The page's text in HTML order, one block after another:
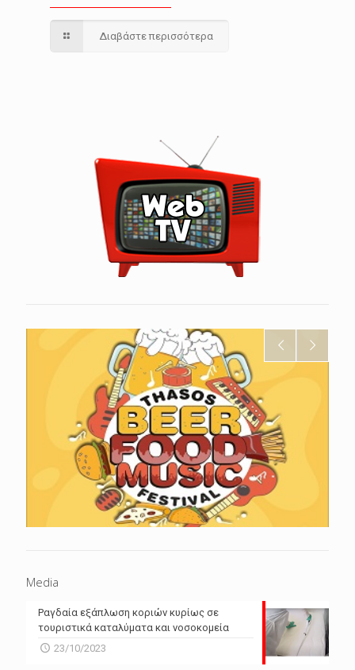
Διαβάστε περισσότερα
Media
Ραγδαία εξάπλωση κοριών κυρίως σε
τουριστικά καταλύματα και νοσοκομεία
23/10/2023